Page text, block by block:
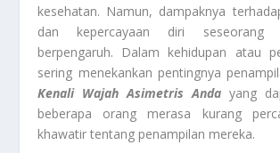
kesehatan. Namun, dampaknya
dan kepercayaan diri seseorang
berpengaruh. Dalam kehidupan atau
sering menekankan pentingnya
Kenali Wajah Asimetris Anda yang
beberapa orang merasa kurang
khawatir tentang penampilan mereka.